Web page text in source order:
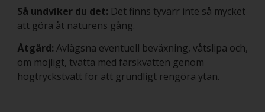
Så undviker du det: Det finns tyvärr inte så mycket
att göra åt naturens gång.
Åtgärd: Avlägsna eventuell beväxning, våtslipa och,
om möjligt, tvätta med färskvatten genom
högtryckstvätt för att grundligt rengöra ytan.